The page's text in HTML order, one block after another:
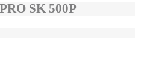
SK 500P